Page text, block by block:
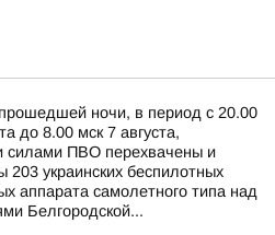
ночи, в период с 20.00
до 8.00 мск 7 августа,
силами ПВО перехвачены и
203 украинских беспилотных
аппарата самолетного типа над
Белгородской...